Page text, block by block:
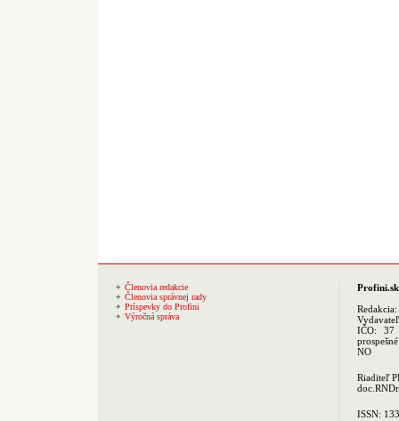
Členovia redakcie
Členovia správnej rady
Príspevky do Profini
Výročná správa
Profini.sk
Redakcia:
IČO: 37
NO
Riaditeľ
ISSN: